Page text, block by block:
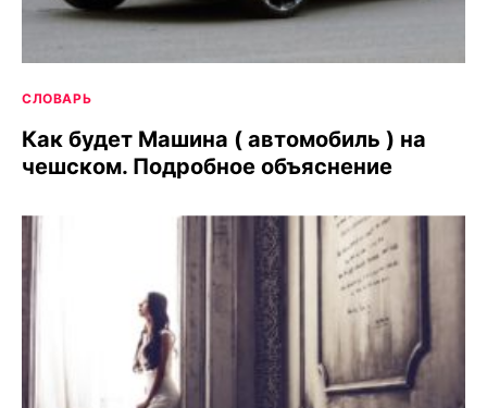
СЛОВАРЬ
Как будет Машина ( автомобиль ) на
чешском. Подробное объяснение